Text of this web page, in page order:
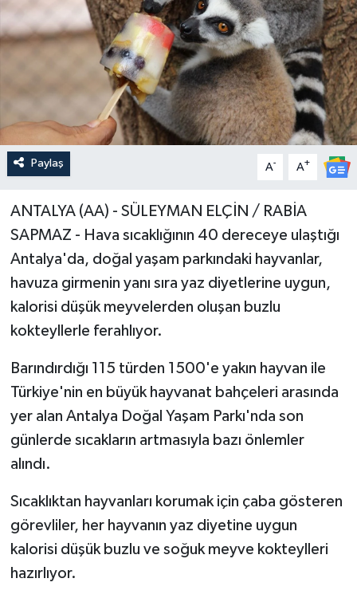
Paylaş A- A+
ANTALYA (AA) - SÜLEYMAN ELÇİN / RABİA
SAPMAZ - Hava sıcaklığının 40 dereceye ulaştığı
Antalya'da, doğal yaşam parkındaki hayvanlar,
havuza girmenin yanı sıra yaz diyetlerine uygun,
kalorisi düşük meyvelerden oluşan buzlu
kokteyllerle ferahlıyor.
Barındırdığı 115 türden 1500'e yakın hayvan ile
Türkiye'nin en büyük hayvanat bahçeleri arasında
yer alan Antalya Doğal Yaşam Parkı'nda son
günlerde sıcakların artmasıyla bazı önlemler
alındı.
Sıcaklıktan hayvanları korumak için çaba gösteren
görevliler, her hayvanın yaz diyetine uygun
kalorisi düşük buzlu ve soğuk meyve kokteylleri
hazırlıyor.